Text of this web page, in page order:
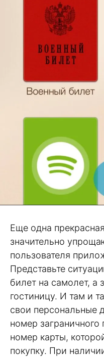
Еще одна
значительно
пользователя
Представьте
билет на самолет, а
гостиницу. И там и
свои персональные
номер заграничного
номер карты,
покупку. При